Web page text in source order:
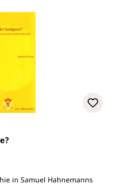
in Samuel Hahnemanns